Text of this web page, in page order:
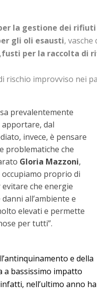
la gestione dei rifiuti
gli oli esausti, vasche
fusti per la raccolta di
rischio improvviso nei
prevalentemente
apportare, dal
invece, è pensare
problematiche che
Gloria Mazzoni,
occupiamo proprio di
che energie
all’ambiente e
elevati e permette
per tutti”.
e della
a bassissimo impatto
nell’ultimo anno ha